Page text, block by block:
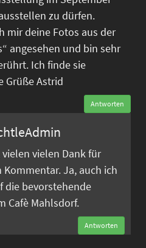
zu dürfen.
mir deine Fotos aus der
angesehen und bin sehr
Ich finde sie
Grüße Astrid
Antworten
vielen Dank für
Ja, auch ich
die bevorstehende
Cafè Mahlsdorf.
Antworten